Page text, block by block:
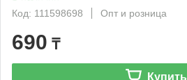
Код: 111598698
Опт и розница
690 ₸
Купить